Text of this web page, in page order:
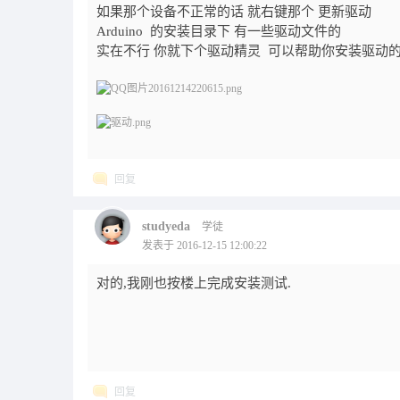
如果那个设备不正常的话 就右键那个 更新驱动
Arduino 的安装目录下 有一些驱动文件的
实在不行 你就下个驱动精灵 可以帮助你安装驱动
回复
studyeda
学徒
发表于 2016-12-15 12:00:22
对的,我刚也按楼上完成安装测试.
回复